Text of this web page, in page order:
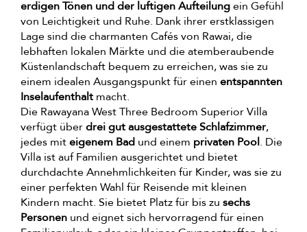
erdigen Tönen und der luftigen Aufteilungein Gefühl
von Leichtigkeit und Ruhe. Dank ihrer erstklassigen
Lage sind die charmanten Cafés von Rawai, die
lebhaften lokalen Märkte und die atemberaubende
Küstenlandschaft bequem zu erreichen, was sie zu
einem idealen Ausgangspunkt für einen entspannten
Inselaufenthalt macht.
Die Rawayana West Three Bedroom Superior Villa
verfügt überdrei gut ausgestattete Schlafzimmer,
jedes miteigenem Bad und einem privaten Pool. Die
Villa ist auf Familien ausgerichtet und bietet
durchdachte Annehmlichkeiten für Kinder, was sie zu
einer perfekten Wahl für Reisende mit kleinen
Kindern macht. Sie bietet Platz für bis zu sechs
Personen und eignet sich hervorragend für einen